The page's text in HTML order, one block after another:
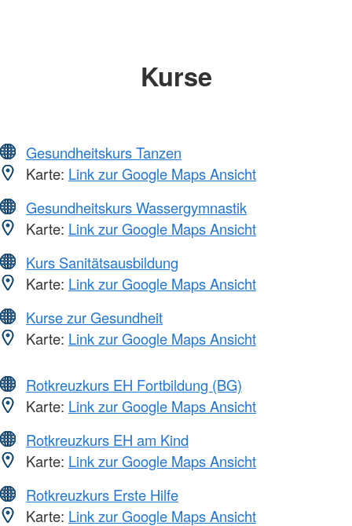
Kurse
Gesundheitskurs Tanzen
Karte: Link zur Google Maps Ansicht
Gesundheitskurs Wassergymnastik
Karte: Link zur Google Maps Ansicht
Kurs Sanitätsausbildung
Karte: Link zur Google Maps Ansicht
Kurse zur Gesundheit
Karte: Link zur Google Maps Ansicht
Rotkreuzkurs EH Fortbildung (BG)
Karte: Link zur Google Maps Ansicht
Rotkreuzkurs EH am Kind
Karte: Link zur Google Maps Ansicht
Rotkreuzkurs Erste Hilfe
Karte: Link zur Google Maps Ansicht